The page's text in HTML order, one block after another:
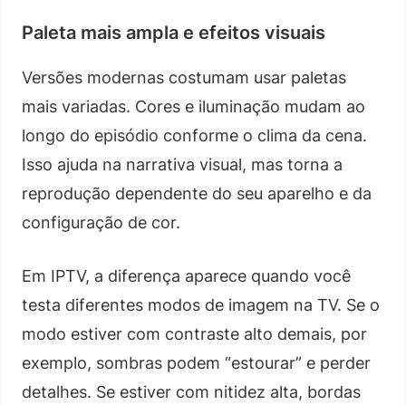
Paleta mais ampla e efeitos visuais
Versões modernas costumam usar paletas
mais variadas. Cores e iluminação mudam ao
longo do episódio conforme o clima da cena.
Isso ajuda na narrativa visual, mas torna a
reprodução dependente do seu aparelho e da
configuração de cor.
Em IPTV, a diferença aparece quando você
testa diferentes modos de imagem na TV. Se o
modo estiver com contraste alto demais, por
exemplo, sombras podem “estourar” e perder
detalhes. Se estiver com nitidez alta, bordas